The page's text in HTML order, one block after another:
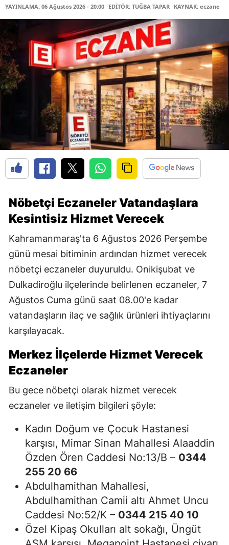
YAYINLAMA: 06 Ağustos 2026 - 20:00 EDİTÖR: TUĞBA TAPAR KAYNAK: eczane
Nöbetçi Eczaneler Vatandaşlara
Kesintisiz Hizmet Verecek
Kahramanmaraş'ta 6 Ağustos 2026 Perşembe
günü mesai bitiminin ardından hizmet verecek
nöbetçi eczaneler duyuruldu. Onikişubat ve
Dulkadiroğlu ilçelerinde belirlenen eczaneler, 7
Ağustos Cuma günü saat 08.00'e kadar
vatandaşların ilaç ve sağlık ürünleri ihtiyaçlarını
karşılayacak.
Merkez İlçelerde Hizmet Verecek
Eczaneler
Bu gece nöbetçi olarak hizmet verecek
eczaneler ve iletişim bilgileri şöyle:
Kadın Doğum ve Çocuk Hastanesi
karşısı, Mimar Sinan Mahallesi Alaaddin
Özden Ören Caddesi No:13/B – 0344
255 20 66
Abdulhamithan Mahallesi,
Abdulhamithan Camii altı Ahmet Uncu
Caddesi No:52/K – 0344 215 40 10
Özel Kipaş Okulları alt sokağı, Üngüt